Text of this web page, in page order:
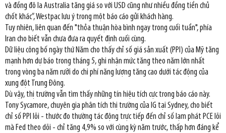
và đồng đô la Australia tăng giá so với USD cũng như nhiều đồng tiền chủ
chốt khác”, Westpac lưu ý trong một báo cáo gửi khách hàng.
Tuy nhiên, liên quan đến "thỏa thuận hòa bình ngay trong cuối tuần", phía
Iran cho biết vẫn chưa đưa ra quyết định cuối cùng.
Dữ liệu công bố ngày thứ Năm cho thấy chỉ số giá sản xuất (PPI) của Mỹ tăng
mạnh hơn dự báo trong tháng 5, ghi nhận mức tăng theo năm lớn nhất
trong vòng ba năm rưỡi do chi phí năng lượng tăng cao dưới tác động của
xung đột Trung Đông.
Dù vậy, thị trường vẫn tìm thấy những tín hiệu tích cực trong báo cáo này.
Tony Sycamore, chuyên gia phân tích thị trường của IG tại Sydney, cho biết
chỉ số PPI lõi - thước đo thường tác động trực tiếp đến chỉ số lạm phát PCE lõi
mà Fed theo dõi - chỉ tăng 4,9% so với cùng kỳ năm trước, thấp hơn đáng kể